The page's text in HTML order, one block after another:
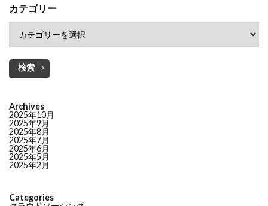
カテゴリー
検索
Archives
2025年10月
2025年9月
2025年8月
2025年7月
2025年6月
2025年5月
2025年2月
Categories